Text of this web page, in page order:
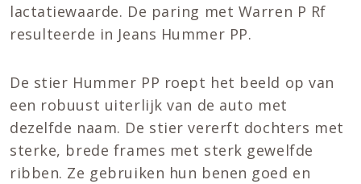
lactatiewaarde. De paring met Warren P Rf
resulteerde in Jeans Hummer PP.
De stier Hummer PP roept het beeld op van
een robuust uiterlijk van de auto met
dezelfde naam. De stier vererft dochters met
sterke, brede frames met sterk gewelfde
ribben. Ze gebruiken hun benen goed en